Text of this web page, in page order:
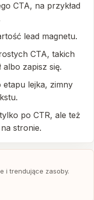
CTA, na przykład
lead magnetu.
CTA, takich
albo zapisz się.
etapu lejka, zimny
po CTR, ale też
stronie.
i trendujące zasoby.